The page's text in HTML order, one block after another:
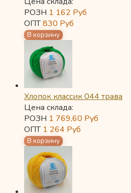
РОЗН 1 162 Руб
ОПТ830 Руб
Хлопок классик 044 трава
Цена склада:
РОЗН 1 769,60 Руб
ОПТ 1 264 Руб